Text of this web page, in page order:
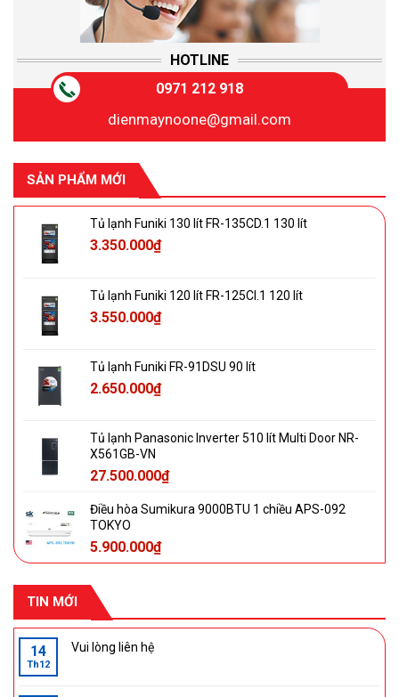
HOTLINE
0971 212 918
dienmaynoone@gmail.com
SẢN PHẨM MỚI
Tủ lạnh Funiki 130 lít FR-135CD.1 130 lít
3.350.000₫
Tủ lạnh Funiki 120 lít FR-125CI.1 120 lít
3.550.000₫
Tủ lạnh Funiki FR-91DSU 90 lít
2.650.000₫
Tủ lạnh Panasonic Inverter 510 lít Multi Door NR-
X561GB-VN
27.500.000₫
Điều hòa Sumikura 9000BTU 1 chiều APS-092
TOKYO
5.900.000₫
TIN MỚI
14
Th12
Vui lòng liên hệ